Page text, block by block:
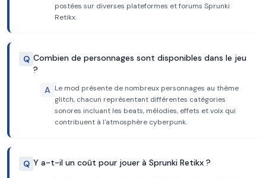
postées sur diverses plateformes et forums Sprunki
Retikx.
Q Combien de personnages sont disponibles dans le jeu
?
A Le mod présente de nombreux personnages au thème
glitch, chacun représentant différentes catégories
sonores incluant les beats, mélodies, effets et voix qui
contribuent à l'atmosphère cyberpunk.
Q Y a-t-il un coût pour jouer à Sprunki Retikx ?